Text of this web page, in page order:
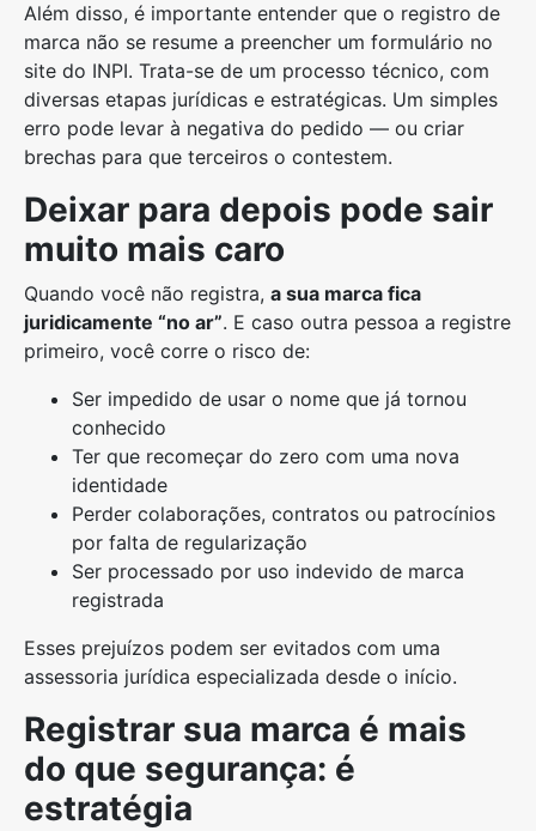
Além disso, é importante entender que o registro de
marca não se resume a preencher um formulário no
site do INPI. Trata-se de um processo técnico, com
diversas etapas jurídicas e estratégicas. Um simples
erro pode levar à negativa do pedido — ou criar
brechas para que terceiros o contestem.
Deixar para depois pode sair
muito mais caro
Quando você não registra, a sua marca fica
juridicamente “no ar”. E caso outra pessoa a registre
primeiro, você corre o risco de:
Ser impedido de usar o nome que já tornou
conhecido
Ter que recomeçar do zero com uma nova
identidade
Perder colaborações, contratos ou patrocínios
por falta de regularização
Ser processado por uso indevido de marca
registrada
Esses prejuízos podem ser evitados com uma
assessoria jurídica especializada desde o início.
Registrar sua marca é mais
do que segurança: é
estratégia